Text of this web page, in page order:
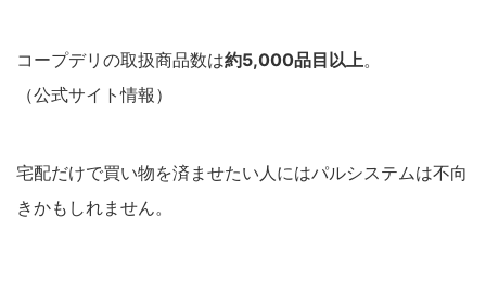
コープデリの取扱商品数は約5,000品目以上。
（公式サイト情報）
宅配だけで買い物を済ませたい人にはパルシステムは不向
きかもしれません。